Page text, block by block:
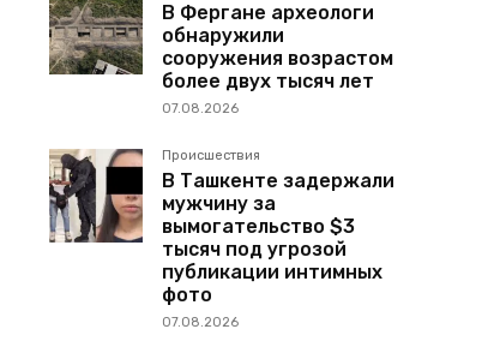
В Фергане археологи
обнаружили
сооружения возрастом
более двух тысяч лет
07.08.2026
Происшествия
В Ташкенте задержали
мужчину за
вымогательство $3
тысяч под угрозой
публикации интимных
фото
07.08.2026